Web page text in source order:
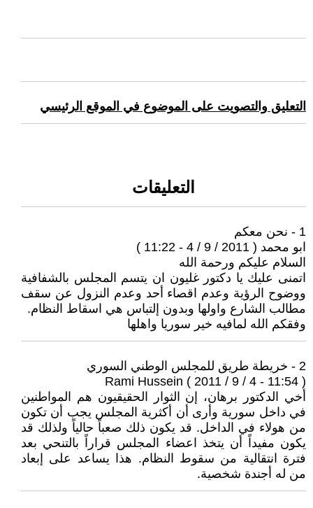
التعليق والتصويت على الموضوع في الموقع الرئيسي
التعليقات
1 - نحن معكم
ابو محمد ( 2011 / 9 / 4 - 11:22 )
السلام عليكم ورحمة الله
اتمنى عليك يا دكتور غليون ان يتسم المجلس بالشفافية
ووضوح الرؤية وعدم اقصاء أحد وعدم النزول عن سقف
مطالب الشارع واولها وبدون إلتباس هي اسقاط النظام.
وفقكم الله لمافيه خير سوريا واهلها
2 - خريطة طريق للمجلس الوطني السوري
Rami Hussein ( 2011 / 9 / 4 - 11:54 )
أخي الدكتور برهان، إن الثوار الحقيقيون هم المواطنين
في داخل سورية وأرى أن أكثرية المجلس يجب أن تكون
من هولاء في الداخل. قد يكون ذلك صعباً حالياً ولذلك قد
يكون مفيداً أن يتخذ اعضاء المجلس قراراً بالتنحي بعد
فترة انتقالية من سقوط النظام. هذا يساعد على إبعاد
من له أجندة شخصية.